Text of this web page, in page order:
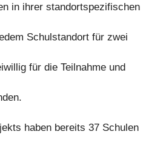
in ihrer standortspezifischen
Schulstandort für zwei
für die Teilnahme und
haben bereits 37 Schulen